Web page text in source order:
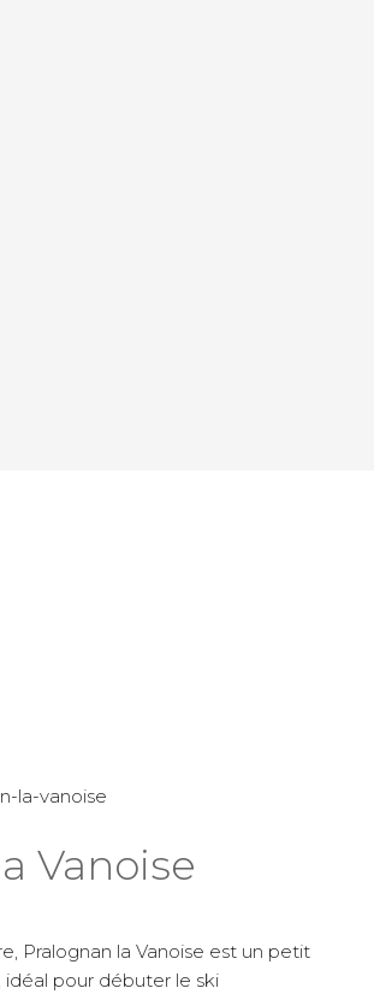
Vanoise
Pralognan la Vanoise est un petit
idéal pour débuter le ski